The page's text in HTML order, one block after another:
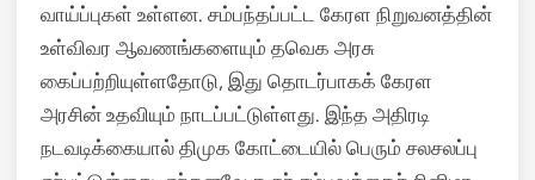
வாய்ப்புகள் உள்ளன. சம்பந்தப்பட்ட கேரள நிறுவனத்தின்
உள்விவர ஆவணங்களையும் தவெக அரசு
கைப்பற்றியுள்ளதோடு, இது தொடர்பாகக் கேரள
அரசின் உதவியும் நாடப்பட்டுள்ளது. இந்த அதிரடி
நடவடிக்கையால் திமுக கோட்டையில் பெரும் சலசலப்பு